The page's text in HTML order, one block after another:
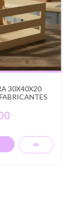
30X40X20